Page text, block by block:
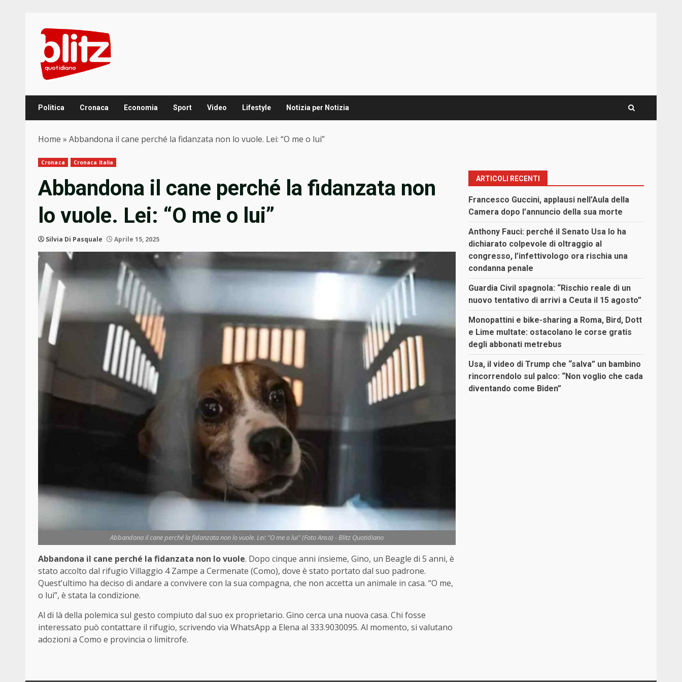
content
Politica Cronaca Economia Sport Video Lifestyle Notizia per Notizia
Home » Abbandona il cane perché la fidanzata non lo vuole. Lei: “O me o lui”
Cronaca Cronaca Italia
Abbandona il cane perché la fidanzata non
lo vuole. Lei: “O me o lui”
Silvia Di Pasquale Aprile 15, 2025
Abbandona il cane perché la fidanzata non lo vuole. Lei: "O me o lui" (Foto Ansa) - Blitz Quotidiano
Abbandona il cane perché la fidanzata non lo vuole. Dopo cinque anni insieme, Gino, un Beagle di 5 anni, è
stato accolto dal rifugio Villaggio 4 Zampe a Cermenate (Como), dove è stato portato dal suo padrone.
Quest’ultimo ha deciso di andare a convivere con la sua compagna, che non accetta un animale in casa. “O me,
o lui”, è stata la condizione.
Al di là della polemica sul gesto compiuto dal suo ex proprietario. Gino cerca una nuova casa. Chi fosse
interessato può contattare il rifugio, scrivendo via WhatsApp a Elena al 333.9030095. Al momento, si valutano
adozioni a Como e provincia o limitrofe.
ARTICOLI RECENTI
Francesco Guccini, applausi nell’Aula della
Camera dopo l’annuncio della sua morte
Anthony Fauci: perché il Senato Usa lo ha
dichiarato colpevole di oltraggio al
congresso, l’infettivologo ora rischia una
condanna penale
Guardia Civil spagnola: “Rischio reale di un
nuovo tentativo di arrivi a Ceuta il 15 agosto”
Monopattini e bike-sharing a Roma, Bird, Dott
e Lime multate: ostacolano le corse gratis
degli abbonati metrebus
Usa, il video di Trump che “salva” un bambino
rincorrendolo sul palco: “Non voglio che cada
diventando come Biden”